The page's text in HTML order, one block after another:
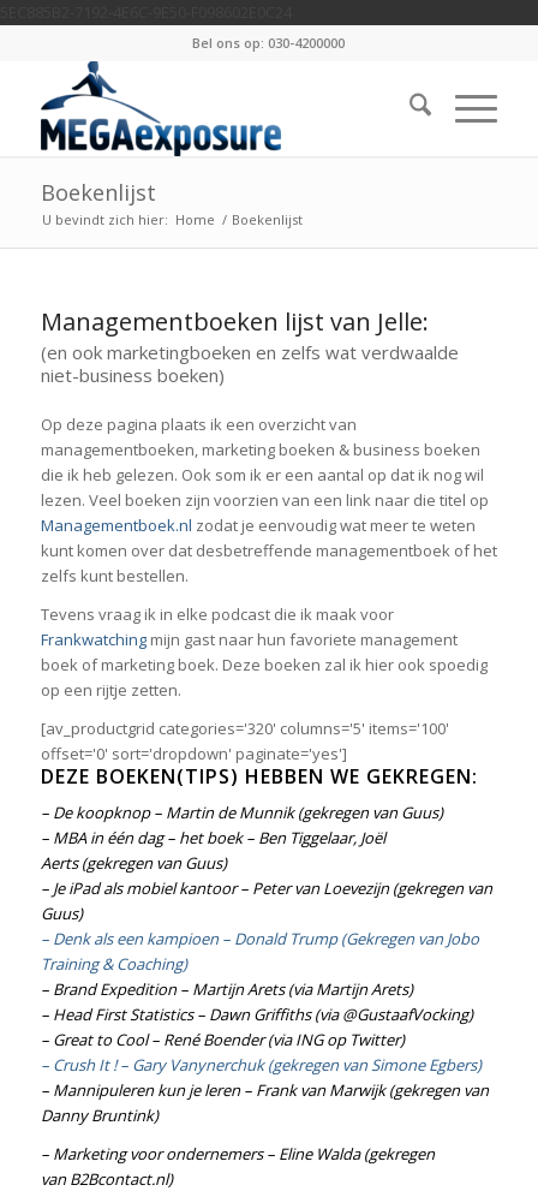
Bel ons op: 030-4200000
Boekenlijst
U bevindt zich hier: Home / Boekenlijst
Managementboeken lijst van Jelle:
(en ook marketingboeken en zelfs wat verdwaalde
niet-business boeken)
Op deze pagina plaats ik een overzicht van
managementboeken, marketing boeken & business boeken
die ik heb gelezen. Ook som ik er een aantal op dat ik nog wil
lezen. Veel boeken zijn voorzien van een link naar die titel op
Managementboek.nl zodat je eenvoudig wat meer te weten
kunt komen over dat desbetreffende managementboek of het
zelfs kunt bestellen.
Tevens vraag ik in elke podcast die ik maak voor
Frankwatchingmijn gast naar hun favoriete management
boek of marketing boek. Deze boeken zal ik hier ook spoedig
op een rijtje zetten.
[av_productgrid categories='320' columns='5' items='100'
offset='0' sort='dropdown' paginate='yes']
DEZE BOEKEN(TIPS) HEBBEN WE GEKREGEN:
– De koopknop – Martin de Munnik(gekregen van Guus)
– MBA in één dag – het boek – Ben Tiggelaar, Joël
Aerts(gekregen van Guus)
– Je iPad als mobiel kantoor – Peter van Loevezijn(gekregen van
Guus)
– Denk als een kampioen – Donald Trump (Gekregen van Jobo
Training & Coaching)
– Brand Expedition – Martijn Arets(viaMartijn Arets)
– Head First Statistics – Dawn Griffiths(via @GustaafVocking)
– Great to Cool – René Boender(via ING op Twitter)
– Crush It ! – Gary Vanynerchuk (gekregen van Simone Egbers)
– Mannipuleren kun je leren – Frank van Marwijk(gekregen van
Danny Bruntink)
– Marketing voor ondernemers – Eline Walda(gekregen
vanB2Bcontact.nl)